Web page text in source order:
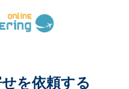
を依頼する